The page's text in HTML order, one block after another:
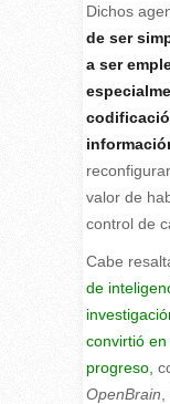
Dichos
de ser
a ser
valor de
control de
Cabe
de
convirtió
progreso,
OpenBrain